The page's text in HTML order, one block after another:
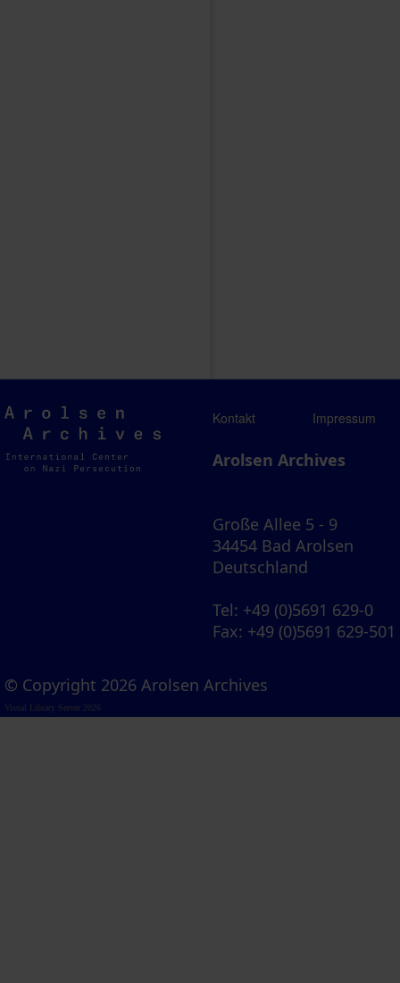
Arolsen
Archives
Kontakt Impressum
Arolsen Archives
Große Allee 5 - 9
34454 Bad Arolsen
Deutschland
Tel: +49 (0)5691 629-0
Fax: +49 (0)5691 629-501
© Copyright 2026 Arolsen Archives
Visual Library Server 2026